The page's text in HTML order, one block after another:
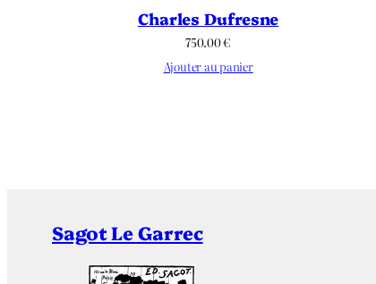
Charles Dufresne
750.00€
Ajouter au panier
Sagot Le Garrec